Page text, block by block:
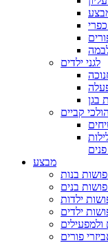
לגני ילדים
בגן
קביים
מבצע
בנות
בנים
ילדות
ילדים
פורים